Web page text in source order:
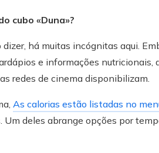
cubo «Duna»?
dizer, há muitas incógnitas aqui.
e informações nutricionais,
redes de cinema disponibilizam.
As calorias estão listadas no
Um deles abrange opções por